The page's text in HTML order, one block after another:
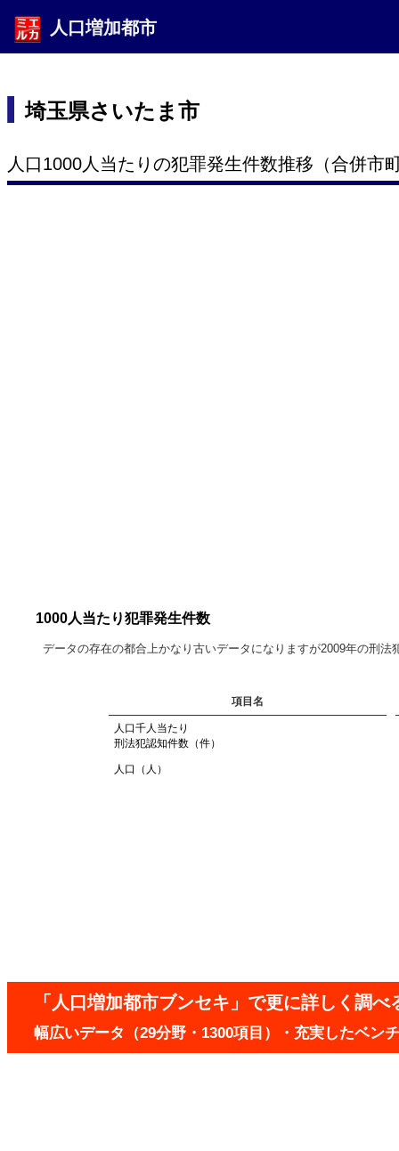
人口増加都市
埼玉県さいたま市
人口1000人当たりの犯罪発生件数推移（合併市
1000人当たり犯罪発生件数
データの存在の都合上かなり古いデータになりますが2009年の刑
項目名
人口千人当たり
刑法犯認知件数（件）
人口（人）
「人口増加都市ブンセキ」で更に詳しく調べ
幅広いデータ（29分野・1300項目）・充実したベン